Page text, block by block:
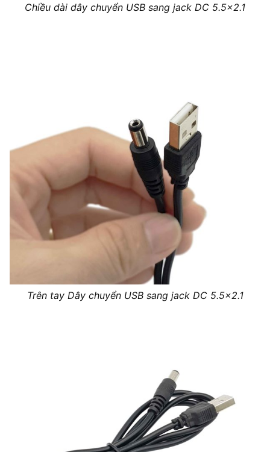
Chiều dài dây chuyển USB sang jack DC 5.5×2.1
Trên tay Dây chuyển USB sang jack DC 5.5×2.1